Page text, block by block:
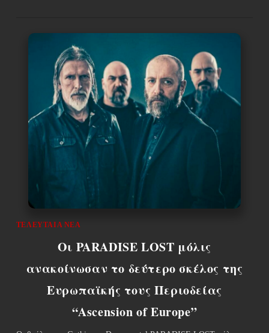
ΤΕΛΕΥΤΑΊΑ ΝΈΑ
Οι PARADISE LOST μόλις
ανακοίνωσαν το δεύτερο σκέλος της
Ευρωπαϊκής τους Περιοδείας
“Ascension of Europe”